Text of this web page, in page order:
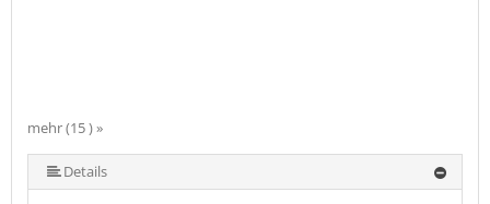
mehr (15 ) »
mehr (15 ) »
mehr (15 ) »
mehr (15 ) »
mehr (15 ) »
mehr (15 ) »
mehr (15 ) »
mehr (15 ) »
mehr (15 ) »
mehr (15 ) »
mehr (15 ) »
mehr (15 ) »
Details